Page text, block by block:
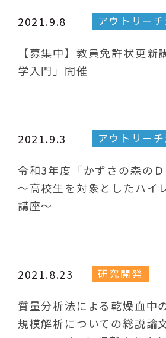
2021.9.8 アウトリー
【募集中】教員免許状更新
学入門」開催
2021.9.3 アウトリー
令和3年度「かずさの森のＤ
～高校生を対象としたハイ
講座～
2021.8.23 研究開発
質量分析法による乾燥血中
規模解析についての総説論